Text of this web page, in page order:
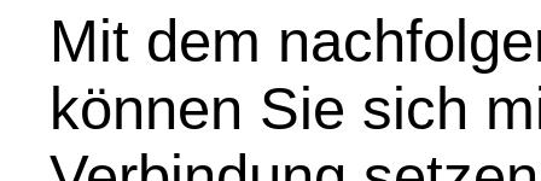
Mit dem
können Sie sich